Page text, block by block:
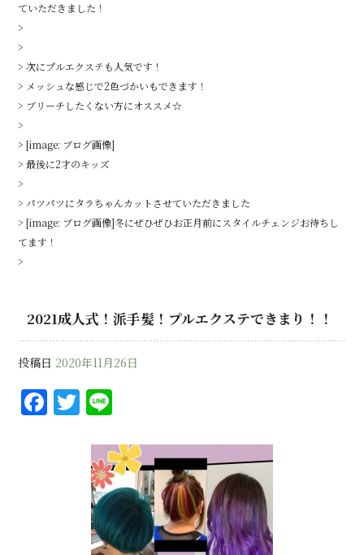
ていただきました！
>
>
> 次にプルエクステも人気です！
> メッシュな感じで2色づかいもできます！
> ブリーチしたくない方にオススメ☆
>
> [image: ブログ画像]
> 最後に2才のキッズ
>
> パツパツにタラちゃんカットさせていただきました
> [image: ブログ画像]冬にぜひぜひお正月前にスタイルチェンジお待ちし
てます！
>
2021成人式！派手髪！プルエクステできまり！！
投稿日 2020年11月26日
F
a
T
w
it
te
r
e